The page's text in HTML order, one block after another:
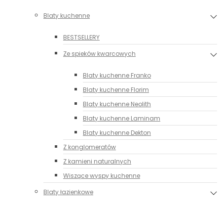
Blaty kuchenne
BESTSELLERY
Ze spieków kwarcowych
Blaty kuchenne Franko
Blaty kuchenne Florim
Blaty kuchenne Neolith
Blaty kuchenne Laminam
Blaty kuchenne Dekton
Z konglomeratów
Z kamieni naturalnych
Wiszące wyspy kuchenne
Blaty łazienkowe